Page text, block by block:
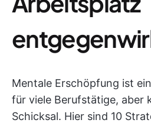
Mentale Erschöpfung ist
für viele Berufstätige, aber
Schicksal. Hier sind 10